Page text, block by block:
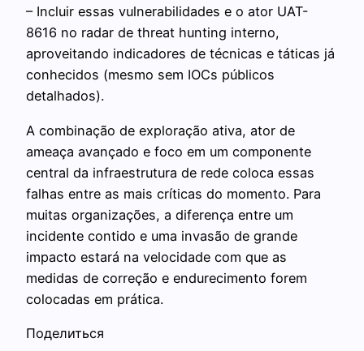
– Incluir essas vulnerabilidades e o ator UAT-
8616 no radar de threat hunting interno,
aproveitando indicadores de técnicas e táticas já
conhecidos (mesmo sem IOCs públicos
detalhados).
A combinação de exploração ativa, ator de
ameaça avançado e foco em um componente
central da infraestrutura de rede coloca essas
falhas entre as mais críticas do momento. Para
muitas organizações, a diferença entre um
incidente contido e uma invasão de grande
impacto estará na velocidade com que as
medidas de correção e endurecimento forem
colocadas em prática.
Поделиться